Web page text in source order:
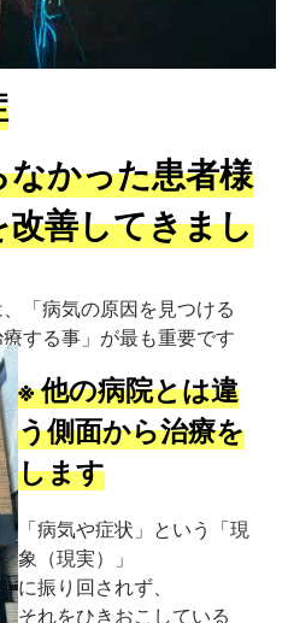
かった患者様
善してきまし
「病気の原因を見つける
する事」が最も重要です
※ 他の病院とは違
う側面から治療を
します
「病気や症状」という「現
象（現実）」
に振り回されず、
それをひきおこしている